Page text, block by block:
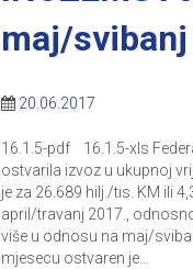
maj/
20.06.2017
16.1.5-pdf 16.1.5-xls
ostvarila izvoz u ukupnoj
je za 26.689 hilj./tis. KM ili
april/travanj 2017.,
više u odnosu na maj/
mjesecu ostvaren je…